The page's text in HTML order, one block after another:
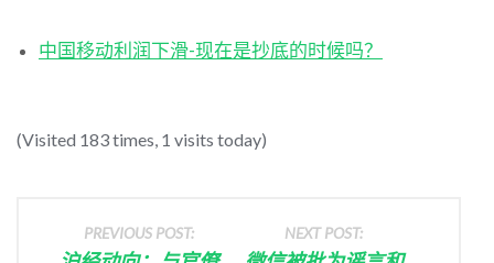
中国移动利润下滑-现在是抄底的时候吗？
(Visited 183 times, 1 visits today)
PREVIOUS POST: NEXT POST: